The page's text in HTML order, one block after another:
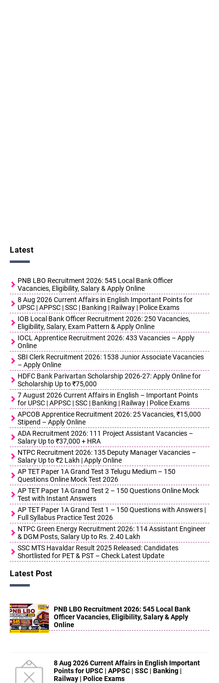
Latest
PNB LBO Recruitment 2026: 545 Local Bank Officer
Vacancies, Eligibility, Salary & Apply Online
8 Aug 2026 Current Affairs in English Important Points for
UPSC | APPSC | SSC | Banking | Railway | Police Exams
IOB Local Bank Officer Recruitment 2026: 250 Vacancies,
Eligibility, Salary, Exam Pattern & Apply Online
IOCL Apprentice Recruitment 2026: 433 Vacancies – Apply
Online
SBI Clerk Recruitment 2026: 1538 Junior Associate Vacancies
– Apply Online
HDFC Bank Parivartan Scholarship 2026-27: Apply Online for
Scholarship Up to ₹75,000
7 August 2026 Current Affairs in English – Important Points
for UPSC | APPSC | SSC | Banking | Railway | Police Exams
APCOB Apprentice Recruitment 2026: 25 Vacancies, ₹15,000
Stipend – Apply Online
ADA Recruitment 2026: 111 Project Assistant Vacancies –
Salary Up to ₹37,000 + HRA
NTPC Recruitment 2026: 135 Deputy Manager Vacancies –
Salary Up to ₹2 Lakh | Apply Online
AP TET Paper 1A Grand Test 3 Telugu Medium – 150
Questions Online Mock Test 2026
AP TET Paper 1A Grand Test 2 – 150 Questions Online Mock
Test with Instant Answers
AP TET Paper 1A Grand Test 1 – 150 Questions with Answers |
Full Syllabus Practice Test 2026
NTPC Green Energy Recruitment 2026: 114 Assistant Engineer
& DGM Posts, Salary Up to Rs. 2.40 Lakh
SSC MTS Havaldar Result 2025 Released: Candidates
Shortlisted for PET & PST – Check Latest Update
Latest Post
PNB LBO Recruitment 2026: 545 Local Bank
Officer Vacancies, Eligibility, Salary & Apply
Online
8 Aug 2026 Current Affairs in English Important
Points for UPSC | APPSC | SSC | Banking |
Railway | Police Exams